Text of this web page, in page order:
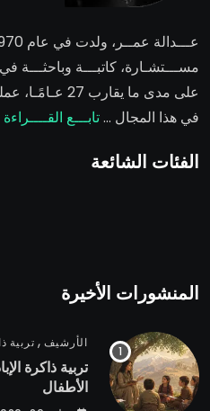
عـــدالة عمــر ، ولدت في عام 1970 في كردسـتان الجنوبية،
مســـتشـارة، كاتبـــة وباحثـــة
على مدى ما يقارب 27 عـامًـا، عملت بشكل عملي ونظري
في هذا المجال …تابـــع القــــراءة
الفئات الشائعة
المنشورات الأخيرة
الأرشيف, تربية
تربية ذاكرة
الأطفال